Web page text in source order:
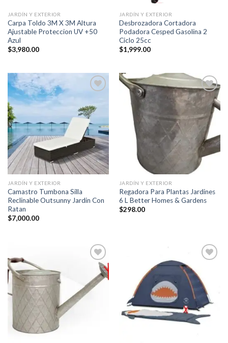
JARDÍN Y EXTERIOR
Carpa Toldo 3M X 3M Altura
Ajustable Proteccion UV +50
Azul
$3,980.00
JARDÍN Y EXTERIOR
Desbrozadora Cortadora
Podadora Cesped Gasolina 2
Ciclo 25cc
$1,999.00
a la
lista de
deseos
JARDÍN Y EXTERIOR
Camastro Tumbona Silla
Reclinable Outsunny Jardin Con
Ratan
$7,000.00
Añadir
lista de
deseos
JARDÍN Y EXTERIOR
Regadora Para Plantas Jardines
6 L Better Homes & Gardens
$298.00
Añadir
a la
lista de
deseos
lista de
deseos